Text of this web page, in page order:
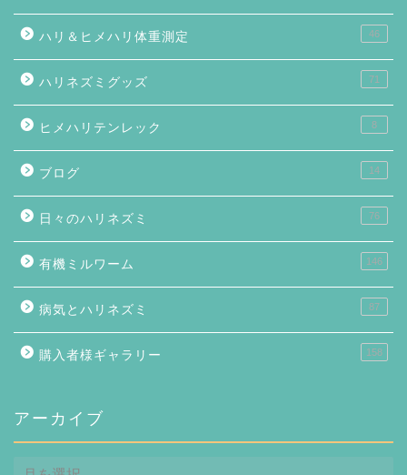
ハリ＆ヒメハリ体重測定 46
ハリネズミグッズ 71
ヒメハリテンレック 8
ブログ 14
日々のハリネズミ 76
有機ミルワーム 146
病気とハリネズミ 87
購入者様ギャラリー 158
アーカイブ